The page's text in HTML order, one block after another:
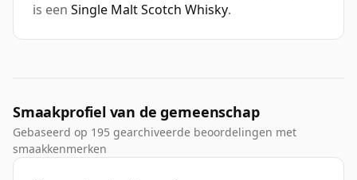
is een Single Malt Scotch Whisky.
Smaakprofiel van de gemeenschap
Gebaseerd op 195 gearchiveerde beoordelingen met
smaakkenmerken